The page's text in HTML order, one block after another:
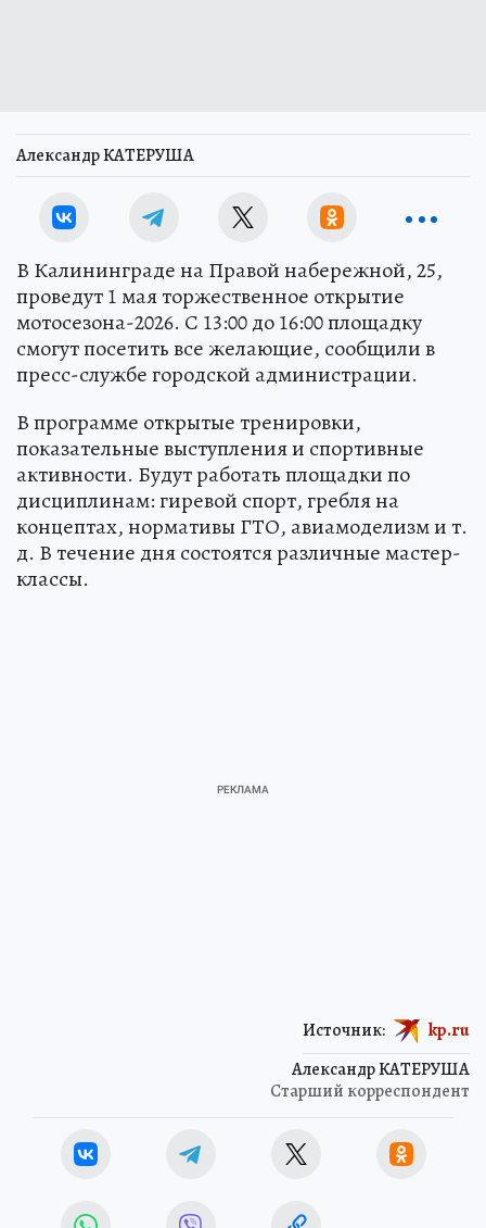
Александр КАТЕРУША
В Калининграде на Правой набережной, 25,
проведут 1 мая торжественное открытие
мотосезона-2026. С 13:00 до 16:00 площадку
смогут посетить все желающие, сообщили в
пресс-службе городской администрации.
В программе открытые тренировки,
показательные выступления и спортивные
активности. Будут работать площадки по
дисциплинам: гиревой спорт, гребля на
концептах, нормативы ГТО, авиамоделизм и т.
д. В течение дня состоятся различные мастер-
классы.
Александр КАТЕРУША
Старший корреспондент
Источник: kp.ru